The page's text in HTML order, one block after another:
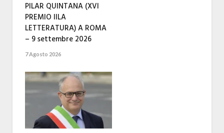
PILAR QUINTANA (XVI
PREMIO IILA
LETTERATURA) A ROMA
– 9 settembre 2026
7 Agosto 2026